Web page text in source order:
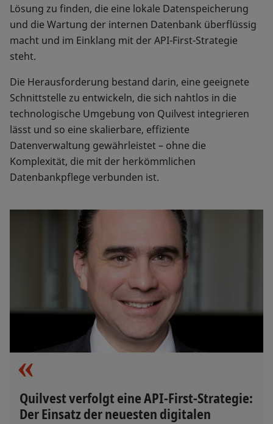
Lösung zu finden, die eine lokale Datenspeicherung
und die Wartung der internen Datenbank überflüssig
macht und im Einklang mit der API-First-Strategie
steht.
Die Herausforderung bestand darin, eine geeignete
Schnittstelle zu entwickeln, die sich nahtlos in die
technologische Umgebung von Quilvest integrieren
lässt und so eine skalierbare, effiziente
Datenverwaltung gewährleistet – ohne die
Komplexität, die mit der herkömmlichen
Datenbankpflege verbunden ist.
Quilvest verfolgt eine API-First-Strategie:
Der Einsatz der neuesten digitalen